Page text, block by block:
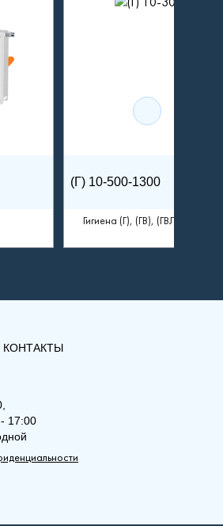
(Г) 10-500-1300
Гигиена (Г), (ГВ), (ГВЛ)
КОНТАКТЫ
17:00